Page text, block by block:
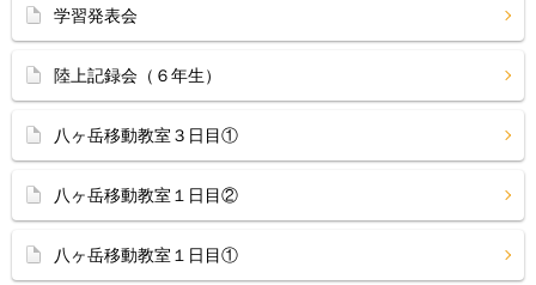
学習発表会
陸上記録会（６年生）
八ヶ岳移動教室３日目①
八ヶ岳移動教室１日目②
八ヶ岳移動教室１日目①